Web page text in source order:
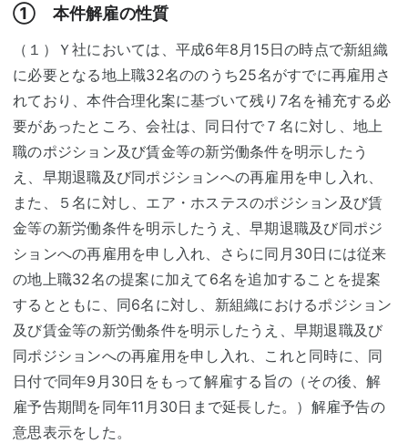
① 本件解雇の性質
（１）Ｙ社においては、平成6年8月15日の時点で新組織
に必要となる地上職32名ののうち25名がすでに再雇用さ
れており、本件合理化案に基づいて残り7名を補充する必
要があったところ、会社は、同日付で７名に対し、地上
職のポジション及び賃金等の新労働条件を明示したう
え、早期退職及び同ポジションへの再雇用を申し入れ、
また、５名に対し、エア・ホステスのポジション及び賃
金等の新労働条件を明示したうえ、早期退職及び同ポジ
ションへの再雇用を申し入れ、さらに同月30日には従来
の地上職32名の提案に加えて6名を追加することを提案
するとともに、同6名に対し、新組織におけるポジション
及び賃金等の新労働条件を明示したうえ、早期退職及び
同ポジションへの再雇用を申し入れ、これと同時に、同
日付で同年9月30日をもって解雇する旨の（その後、解
雇予告期間を同年11月30日まで延長した。）解雇予告の
意思表示をした。